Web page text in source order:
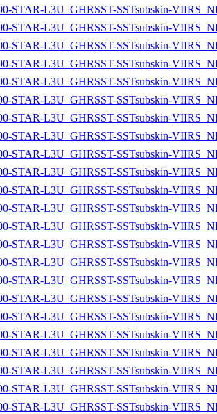
STAR-L3U_GHRSST-SSTsubskin-
STAR-L3U_GHRSST-SSTsubskin-
STAR-L3U_GHRSST-SSTsubskin-
STAR-L3U_GHRSST-SSTsubskin-
STAR-L3U_GHRSST-SSTsubskin-
STAR-L3U_GHRSST-SSTsubskin-
STAR-L3U_GHRSST-SSTsubskin-
STAR-L3U_GHRSST-SSTsubskin-
STAR-L3U_GHRSST-SSTsubskin-
STAR-L3U_GHRSST-SSTsubskin-
STAR-L3U_GHRSST-SSTsubskin-
STAR-L3U_GHRSST-SSTsubskin-
STAR-L3U_GHRSST-SSTsubskin-
STAR-L3U_GHRSST-SSTsubskin-
STAR-L3U_GHRSST-SSTsubskin-
STAR-L3U_GHRSST-SSTsubskin-
STAR-L3U_GHRSST-SSTsubskin-
STAR-L3U_GHRSST-SSTsubskin-
STAR-L3U_GHRSST-SSTsubskin-
STAR-L3U_GHRSST-SSTsubskin-
STAR-L3U_GHRSST-SSTsubskin-
STAR-L3U_GHRSST-SSTsubskin-
STAR-L3U_GHRSST-SSTsubskin-